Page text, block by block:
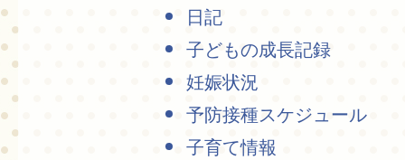
日記
子どもの成長記録
妊娠状況
予防接種スケジュール
子育て情報